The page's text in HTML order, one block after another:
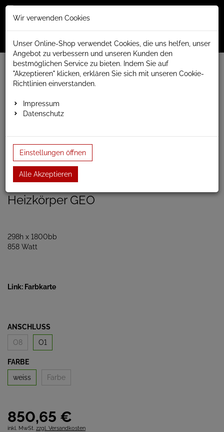
Menü
Weiter einkaufen www.anapont.eu
Badheizkörper
Paneel- und Röhrenheizkörper
298hx1800b
Einloggen und Bewertung schreiben
Artikel-Nummer:
Heizkörper GEO
298h x 1800bb
858 Watt
Link: Farbkarte
ANSCHLUSS
O8
O1
FARBE
weiss
Farbe
850,65 €
inkl. MwSt. zzgl. Versandkosten
Wir verwenden Cookies
Unser Online-Shop verwendet Cookies, die uns helfen, unser
Angebot zu verbessern und unseren Kunden den
bestmöglichen Service zu bieten. Indem Sie auf
"Akzeptieren" klicken, erklären Sie sich mit unseren Cookie-
Richtlinien einverstanden.
Impressum
Datenschutz
Einstellungen öffnen
Alle Akzeptieren